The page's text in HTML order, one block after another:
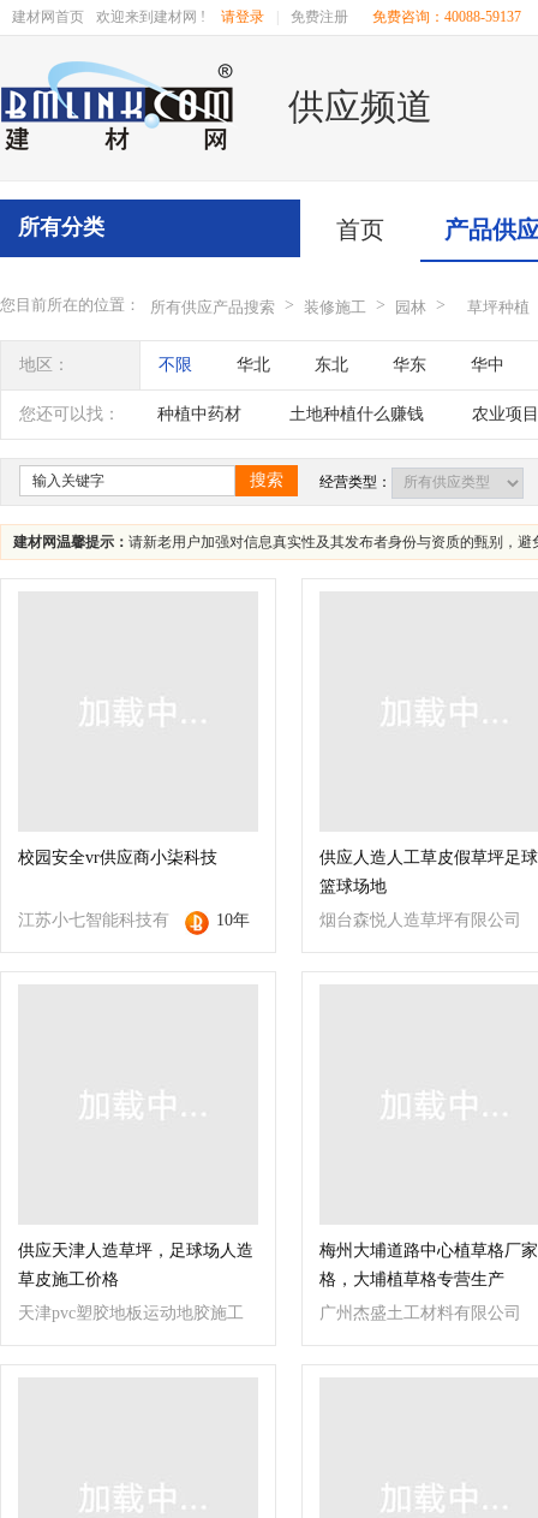
建材网首页 欢迎来到建材网 ! 请登录 免费注册 免费咨询：40088-59137
供应频道
首页 产品供
所有分类
您目前所在的位置： 所有供应产品搜索 > 装修施工 > 园林 > 草坪种植
地区： 不限 华北 东北 华东 华中
辽宁 吉林 黑龙江 内蒙古 江苏
四川 海南 贵州 云南 西藏
您还可以找： 种植中药材 土地种植什么赚钱 农业项
农村种植
搜索
经营类型：
建材网温馨提示： 请新老用户加强对信息真实性及其发布者身份与资质的甄别，
校园安全vr供应商小柒科技
江苏小七智能科技有
限公司
10年
供应人造人工草皮假草坪足
篮球场地
烟台森悦人造草坪有限公司
供应天津人造草坪，足球场人造
草皮施工价格
天津pvc塑胶地板运动地胶施工
有限公司
梅州大埔道路中心植草格厂
格，大埔植草格专营生产
广州杰盛土工材料有限公司